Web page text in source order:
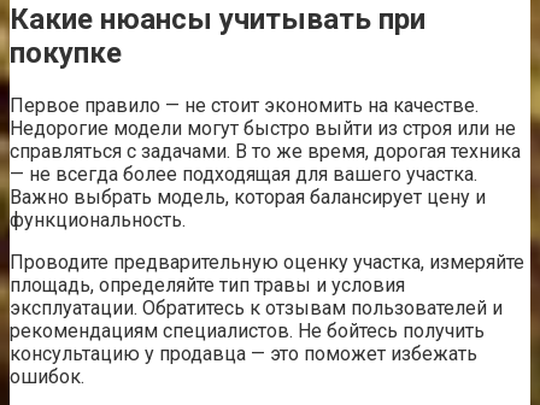
Какие нюансы учитывать при
покупке
Первое правило — не стоит экономить на качестве.
Недорогие модели могут быстро выйти из строя или не
справляться с задачами. В то же время, дорогая техника
— не всегда более подходящая для вашего участка.
Важно выбрать модель, которая балансирует цену и
функциональность.
Проводите предварительную оценку участка, измеряйте
площадь, определяйте тип травы и условия
эксплуатации. Обратитесь к отзывам пользователей и
рекомендациям специалистов. Не бойтесь получить
консультацию у продавца — это поможет избежать
ошибок.